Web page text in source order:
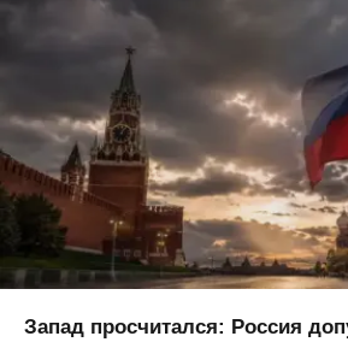
Запад просчитался: Россия